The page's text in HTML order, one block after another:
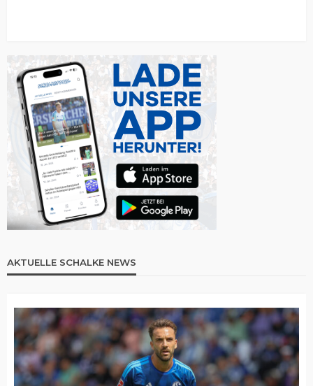
AKTUELLE SCHALKE NEWS